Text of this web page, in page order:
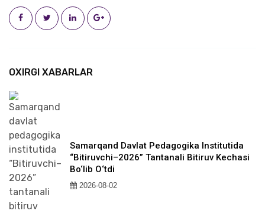
OXIRGI XABARLAR
Samarqand Davlat Pedagogika Institutida
“Bitiruvchi–2026” Tantanali Bitiruv Kechasi
Bo‘lib O‘tdi
2026-08-02